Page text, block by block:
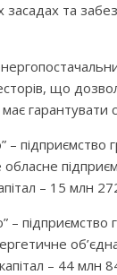
засадах та
що
гарантувати
–
– 15 млн
–
– 44 млн